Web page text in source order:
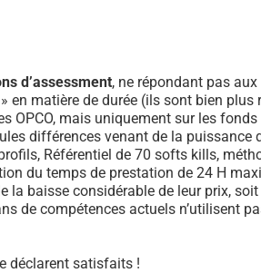
d’assessment, ne répondant pas
matière de durée (ils sont bien plus
OPCO, mais uniquement sur les fonds
différences venant de la puissance
Référentiel de 70 softs kills,
du temps de prestation de 24 H
la baisse considérable de leur prix,
de compétences actuels n’utilisent
déclarent satisfaits !